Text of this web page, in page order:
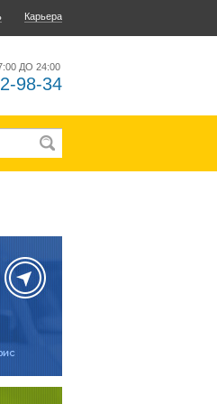
Карьера
ДО 24:00
98-34